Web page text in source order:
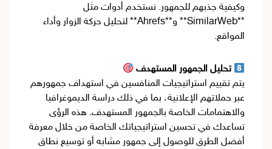
وكيفية جذبهم للجمهور. نستخدم أدوات مثل
**SimilarWeb** و**Ahrefs** لتحليل حركة الزوار وأداء
المواقع.
تحليل الجمهور المستهدف
يتم تقييم استراتيجيات المنافسين في استهداف جمهورهم
عبر حملاتهم الإعلانية، بما في ذلك دراسة الديموغرافيا
والاهتمامات الخاصة بالجمهور المستهدف. هذه الرؤى
تساعدك في تحسين استراتيجياتك الخاصة من خلال معرفة
أفضل الطرق للوصول إلى جمهور مشابه أو توسيع نطاق